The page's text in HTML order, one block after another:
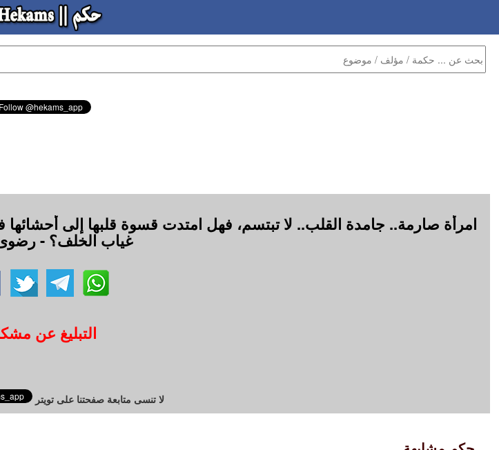
امرأة صارمة.. جامدة القلب.. لا تبتسم، فهل امتدت قسوة قلبها إلى
غياب الخلف؟ -
التبليغ عن
لا تنسى متابعة صفحتنا على تويتر